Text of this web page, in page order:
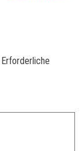
Erforderliche